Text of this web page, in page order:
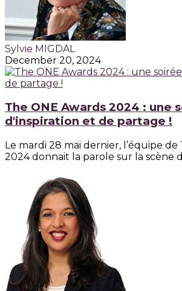
Sylvie MIGDAL
December 20, 2024
The ONE Awards 2024 : une
d'inspiration et de partage !
Le mardi 28 mai dernier, l’équipe de
2024 donnait la parole sur la scène